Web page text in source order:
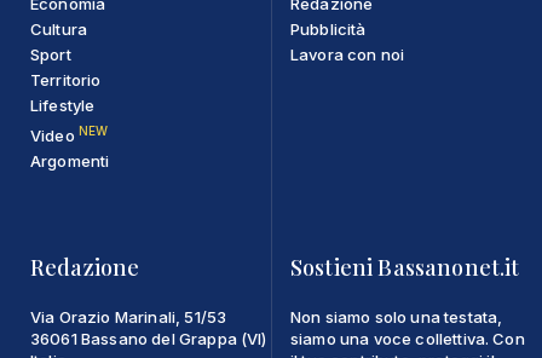
Cultura
Sport
Territorio
Lifestyle
Video NEW
Argomenti
Pubblicità
Lavora con noi
Redazione
Via Orazio Marinali, 51/53
36061 Bassano del Grappa (VI)
Sostieni Bassanonet.it
Non siamo solo una testata,
siamo una voce collettiva. Con